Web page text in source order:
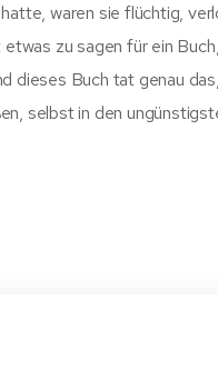
waren sie flüchtig,
zu sagen für ein
dieses Buch tat genau
selbst in den